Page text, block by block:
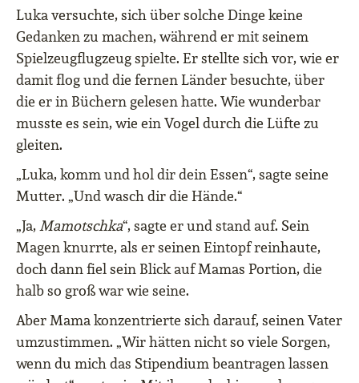
Luka versuchte, sich über solche Dinge keine
Gedanken zu machen, während er mit seinem
Spielzeugflugzeug spielte. Er stellte sich vor, wie er
damit flog und die fernen Länder besuchte, über
die er in Büchern gelesen hatte. Wie wunderbar
musste es sein, wie ein Vogel durch die Lüfte zu
gleiten.
„Luka, komm und hol dir dein Essen“, sagte seine
Mutter. „Und wasch dir die Hände.“
„Ja,Mamotschka“, sagte er und stand auf. Sein
Magen knurrte, als er seinen Eintopf reinhaute,
doch dann fiel sein Blick auf Mamas Portion, die
halb so groß war wie seine.
Aber Mama konzentrierte sich darauf, seinen Vater
umzustimmen. „Wir hätten nicht so viele Sorgen,
wenn du mich das Stipendium beantragen lassen